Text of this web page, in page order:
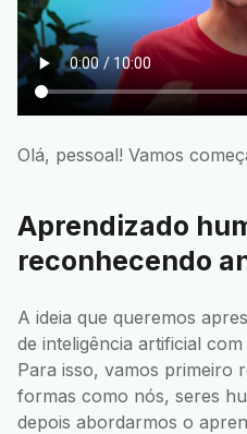
Olá, pessoal! Vamos
Aprendizado
reconhecendo
A ideia que queremos
de inteligência artificial
Para isso, vamos primeiro
formas como nós, seres
depois abordarmos o